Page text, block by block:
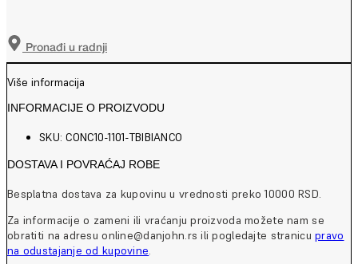
Pronađi u radnji
Više informacija
INFORMACIJE O PROIZVODU
SKU: CONC10-1101-TBIBIANCO
DOSTAVA I POVRAĆAJ ROBE
Besplatna dostava za kupovinu u vrednosti preko 10000 RSD.
Za informacije o zameni ili vraćanju proizvoda možete nam se
obratiti na adresu online@danjohn.rs ili pogledajte stranicupravo
na odustajanje od kupovine.